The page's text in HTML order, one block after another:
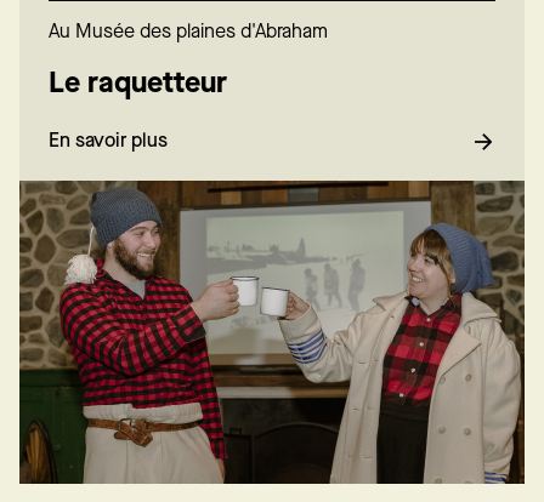
Au Musée des plaines d'Abraham
Le raquetteur
En savoir plus